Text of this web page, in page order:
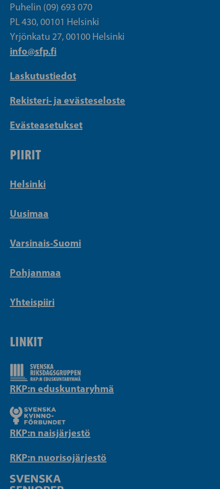
Puhelin (09) 693 070
PL 430, 00101 Helsinki
Yrjönkatu 27, 00100 Helsinki
info@sfp.fi
Laskutustiedot
Rekisteri- ja evästeseloste
Evästeasetukset
PIIRIT
Helsinki
Uusimaa
Varsinais-Suomi
Pohjanmaa
Yhteispiiri
LINKIT
RKP:n eduskuntaryhmä
RKP:n naisjärjestö
RKP:n nuorisojärjestö